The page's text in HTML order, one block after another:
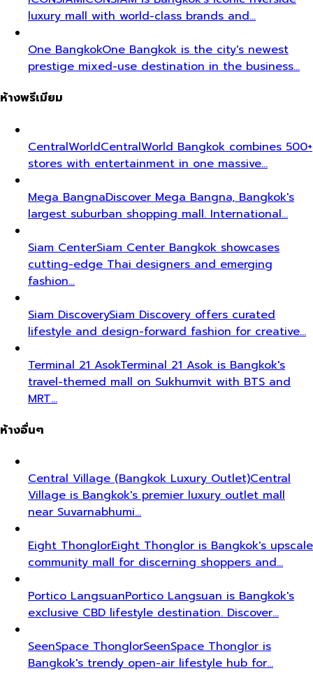
luxury mall with world-class brands and…
One BangkokOne Bangkok is the city's newest
prestige mixed-use destination in the business…
ห้างพรีเมียม
CentralWorldCentralWorld Bangkok combines 500+
stores with entertainment in one massive…
Mega BangnaDiscover Mega Bangna, Bangkok's
largest suburban shopping mall. International…
Siam CenterSiam Center Bangkok showcases
cutting-edge Thai designers and emerging
fashion…
Siam DiscoverySiam Discovery offers curated
lifestyle and design-forward fashion for creative…
Terminal 21 AsokTerminal 21 Asok is Bangkok's
travel-themed mall on Sukhumvit with BTS and
MRT…
ห้างอื่นๆ
Central Village (Bangkok Luxury Outlet)Central
Village is Bangkok's premier luxury outlet mall
near Suvarnabhumi…
Eight ThonglorEight Thonglor is Bangkok's upscale
community mall for discerning shoppers and…
Portico LangsuanPortico Langsuan is Bangkok's
exclusive CBD lifestyle destination. Discover…
SeenSpace ThonglorSeenSpace Thonglor is
Bangkok's trendy open-air lifestyle hub for…